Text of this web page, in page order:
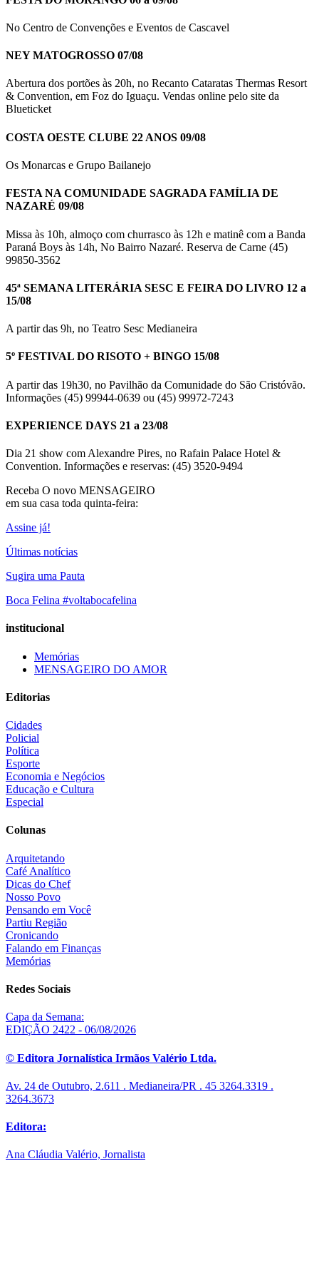
No Centro de Convenções e Eventos de Cascavel
NEY MATOGROSSO 07/08
Abertura dos portões às 20h, no Recanto Cataratas Thermas Resort
& Convention, em Foz do Iguaçu. Vendas online pelo site da
Blueticket
COSTA OESTE CLUBE 22 ANOS 09/08
Os Monarcas e Grupo Bailanejo
FESTA NA COMUNIDADE SAGRADA FAMÍLIA DE
NAZARÉ 09/08
Missa às 10h, almoço com churrasco às 12h e matinê com a Banda
Paraná Boys às 14h, No Bairro Nazaré. Reserva de Carne (45)
99850-3562
45ª SEMANA LITERÁRIA SESC E FEIRA DO LIVRO 12 a
15/08
A partir das 9h, no Teatro Sesc Medianeira
5º FESTIVAL DO RISOTO + BINGO 15/08
A partir das 19h30, no Pavilhão da Comunidade do São Cristóvão.
Informações (45) 99944-0639 ou (45) 99972-7243
EXPERIENCE DAYS 21 a 23/08
Dia 21 show com Alexandre Pires, no Rafain Palace Hotel &
Convention. Informações e reservas: (45) 3520-9494
Receba O novo MENSAGEIRO
em sua casa toda quinta-feira:
Assine já!
Últimas notícias
Sugira uma Pauta
Boca Felina #voltabocafelina
institucional
Memórias
MENSAGEIRO DO AMOR
Editorias
Cidades
Policial
Política
Esporte
Economia e Negócios
Educação e Cultura
Especial
Colunas
Arquitetando
Café Analítico
Dicas do Chef
Nosso Povo
Pensando em Você
Partiu Região
Cronicando
Falando em Finanças
Memórias
Redes Sociais
Capa da Semana:
EDIÇÃO 2422 - 06/08/2026
© Editora Jornalística Irmãos Valério Ltda.
Av. 24 de Outubro, 2.611 . Medianeira/PR . 45 3264.3319 .
3264.3673
Editora:
Ana Cláudia Valério, Jornalista